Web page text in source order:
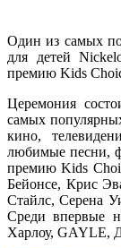
Один из самых
для детей
премию Kids
Церемония
самых
кино,
любимые песни,
премию Kids
Бейонсе, Крис
Стайлс, Серена
Среди впервые
Харлоу, GAYLE,